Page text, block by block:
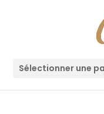
Sélectionner une